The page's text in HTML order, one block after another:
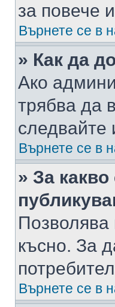
за повече
Върнете се в
» Как да
Ако
трябва да
следвайте
Върнете се в
» За
Позволява
късно. За
Върнете се в